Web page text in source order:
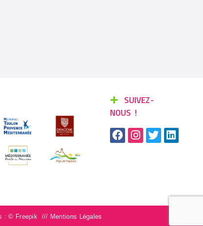
SUIVEZ-
NOUS !
: © Freepik /// Mentions Légales